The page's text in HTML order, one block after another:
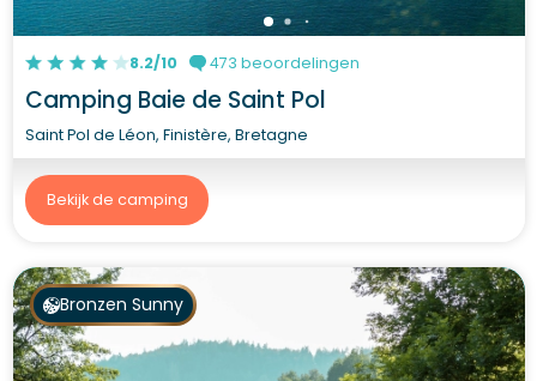
8.2/10 473 beoordelingen
Camping Baie de Saint Pol
Saint Pol de Léon, Finistère, Bretagne
Bekijk de camping
Bronzen Sunny